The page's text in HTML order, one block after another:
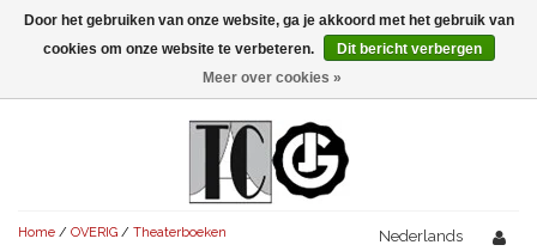
Menu
AVONDVULLEND (+75')
KORT (-30')
AVONDVULLEND (+75')
Home / OVERIG / Theaterboeken Nederlands
Door het gebruiken van onze website, ga je akkoord met het gebruik van
cookies om onze website te verbeteren.
Dit bericht verbergen
Meer over cookies »